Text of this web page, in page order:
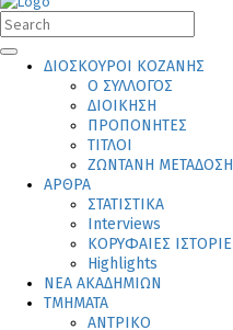
ΔΙΟΣΚΟΥΡΟΙ ΚΟΖΑΝΗΣ
Ο ΣΥΛΛΟΓΟΣ
ΔΙΟΙΚΗΣΗ
ΠΡΟΠΟΝΗΤΕΣ
ΤΙΤΛΟΙ
ΖΩΝΤΑΝΗ ΜΕΤΑΔΟΣΗ
ΑΡΘΡΑ
ΣΤΑΤΙΣΤΙΚΑ
Interviews
ΚΟΡΥΦΑΙΕΣ
Highlights
ΝΕΑ ΑΚΑΔΗΜΙΩΝ
ΤΜΗΜΑΤΑ
ΑΝΤΡΙΚΟ